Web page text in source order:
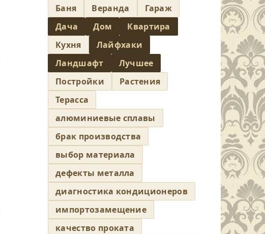
Баня Веранда
Гараж
Дача
Дом
Квартира
Кухня
Лайфхаки
Ландшафт
Лучшее
Постройки
Растения
Терасса
алюминиевые сплавы
брак производства
выбор материала
дефекты металла
диагностика кондиционеров
импортозамещение
качество проката